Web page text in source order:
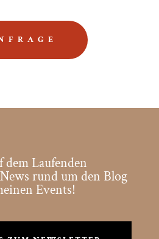
dem Laufenden
rund um den Blog
Events!